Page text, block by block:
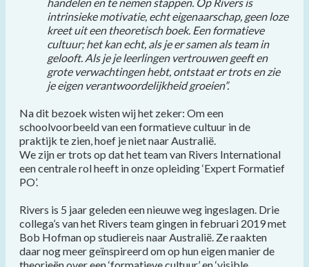
intrinsieke motivatie, echt eigenaarschap, geen loze
kreet uit een theoretisch boek. Een formatieve
cultuur; het kan echt, als je er samen als team in
gelooft. Als je je leerlingen vertrouwen geeft en
grote verwachtingen hebt, ontstaat er trots en zie
je eigen verantwoordelijkheid groeien”.
Na dit bezoek wisten wij het zeker: Om een
schoolvoorbeeld van een formatieve cultuur in de
praktijk te zien, hoef je niet naar Australië.
We zijn er trots op dat het team van Rivers International
een centrale rol heeft in onze opleiding ‘Expert Formatief
PO’.
Rivers is 5 jaar geleden een nieuwe weg ingeslagen. Drie
collega’s van het Rivers team gingen in februari 2019 met
Bob Hofman op studiereis naar Australië. Ze raakten
daar nog meer geïnspireerd om op hun eigen manier de